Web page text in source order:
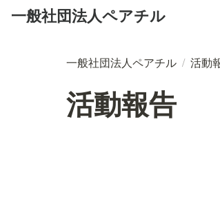
一般社団法人ペアチル
一般社団法人ペアチル / 活動
活動報告